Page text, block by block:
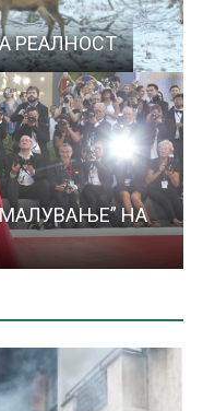
РЕАЛНОСТ
НА